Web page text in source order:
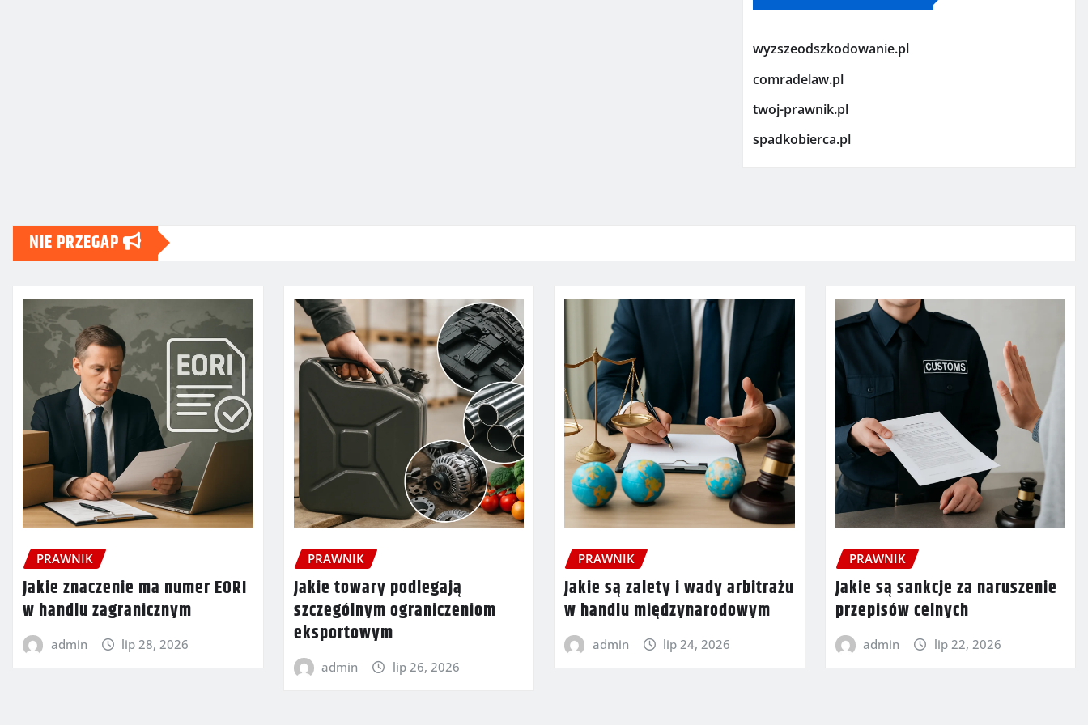
wyzszeodszkodowanie.pl
comradelaw.pl
twoj-prawnik.pl
spadkobierca.pl
NIE PRZEGAP
PRAWNIK
Jakie znaczenie ma numer EORI
w handlu zagranicznym
admin lip 28, 2026
PRAWNIK
Jakie towary podlegają
szczególnym ograniczeniom
eksportowym
admin lip 26, 2026
PRAWNIK
Jakie są zalety i wady arbitrażu
w handlu międzynarodowym
admin lip 24, 2026
PRAWNIK
Jakie są sankcje za naruszenie
przepisów celnych
admin lip 22, 2026